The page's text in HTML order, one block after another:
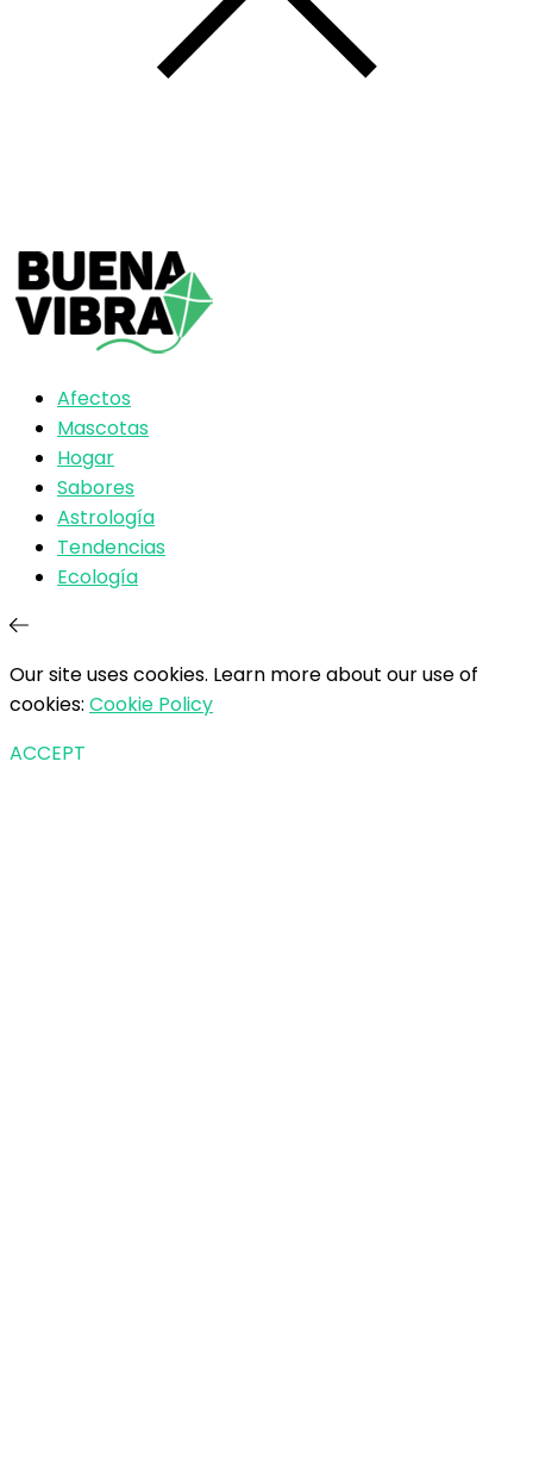
Afectos
Mascotas
Hogar
Sabores
Astrología
Tendencias
Ecología
Our site uses cookies. Learn more about our use of
cookies: Cookie Policy
ACCEPT